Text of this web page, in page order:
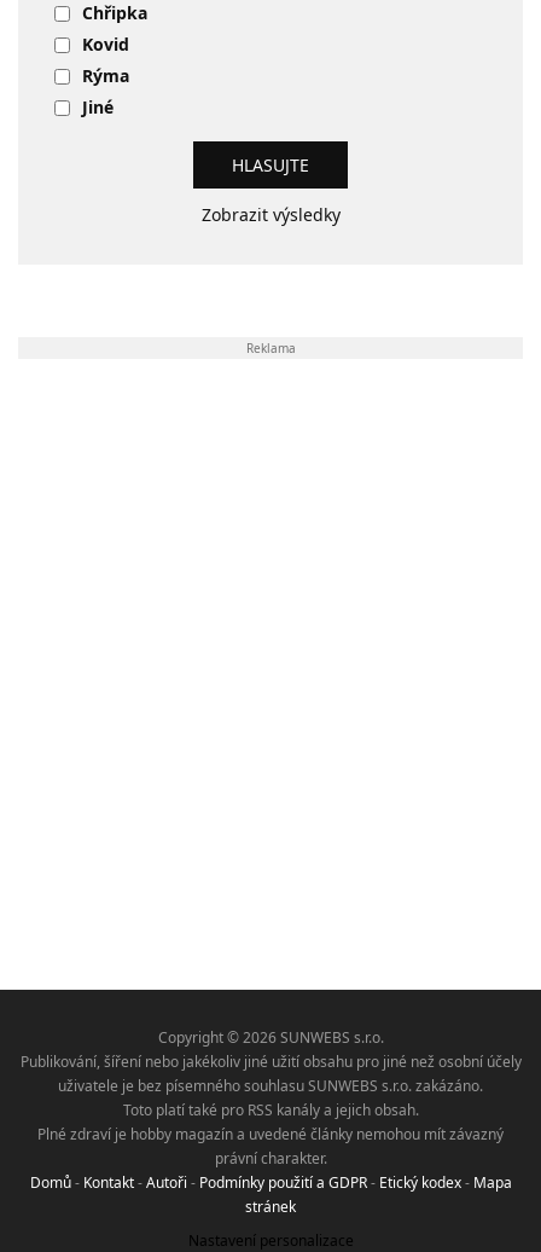
Chřipka
Kovid
Rýma
Jiné
Zobrazit výsledky
Reklama
Copyright © 2026 SUNWEBS s.r.o.
Publikování, šíření nebo jakékoliv jiné užití obsahu pro jiné než osobní účely
uživatele je bez písemného souhlasu SUNWEBS s.r.o. zakázáno.
Toto platí také pro RSS kanály a jejich obsah.
Plné zdraví je hobby magazín a uvedené články nemohou mít závazný
právní charakter.
Domů- Kontakt-Autoři - Podmínky použití a GDPR- Etický kodex- Mapa
stránek
Nastavení personalizace